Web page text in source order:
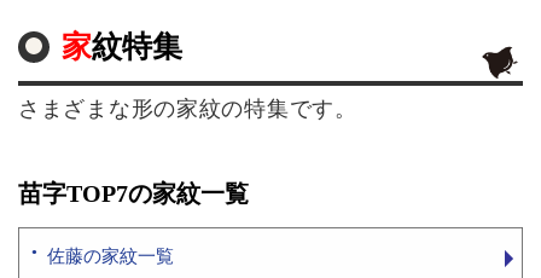
家紋特集
さまざまな形の家紋の特集です。
苗字TOP7の家紋一覧
佐藤の家紋一覧